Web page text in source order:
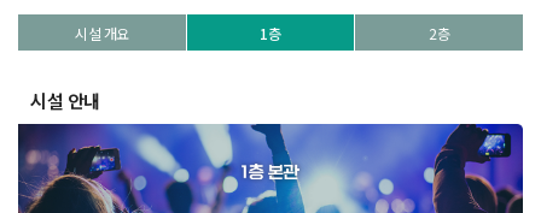
시설 개요 1층 2층
시설 안내